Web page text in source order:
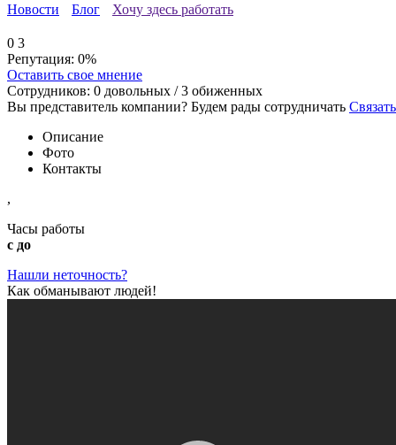
Новости Блог Хочу здесь работать
0 3
Репутация: 0%
Оставить свое мнение
Сотрудников: 0 довольных /3 обиженных
Вы представитель компании? Будем рады сотрудничать
Описание
Фото
Контакты
,
Часы работы
с до
Нашли неточность?
Как обманывают людей!